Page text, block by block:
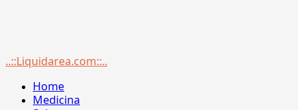
Menu
..::Liquidarea.com::..
Home
Medicina